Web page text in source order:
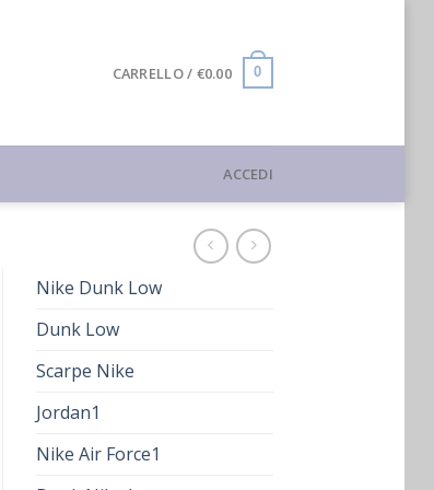
CARRELLO / €0.00 0
ACCEDI
Nike Dunk Low
Dunk Low
Scarpe Nike
Jordan1
Nike Air Force1